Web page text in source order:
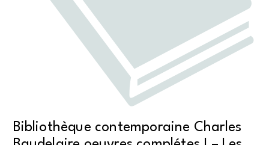
Bibliothèque contemporaine Charles